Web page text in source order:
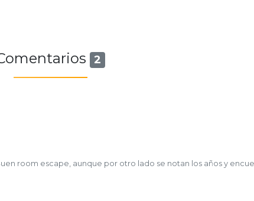
2
room escape, aunque por otro lado se notan los años y